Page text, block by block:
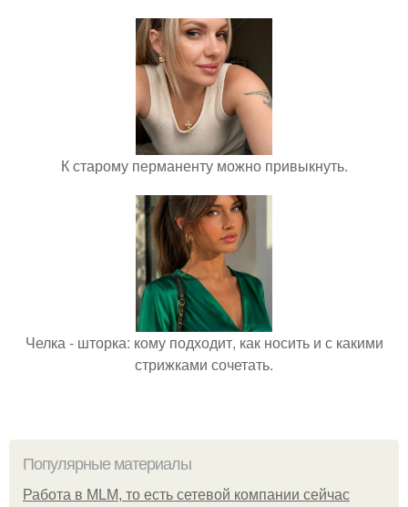
К старому перманенту можно привыкнуть.
Челка - шторка: кому подходит, как носить и с какими
стрижками сочетать.
Популярные материалы
Работа в MLM, то есть сетевой компании сейчас